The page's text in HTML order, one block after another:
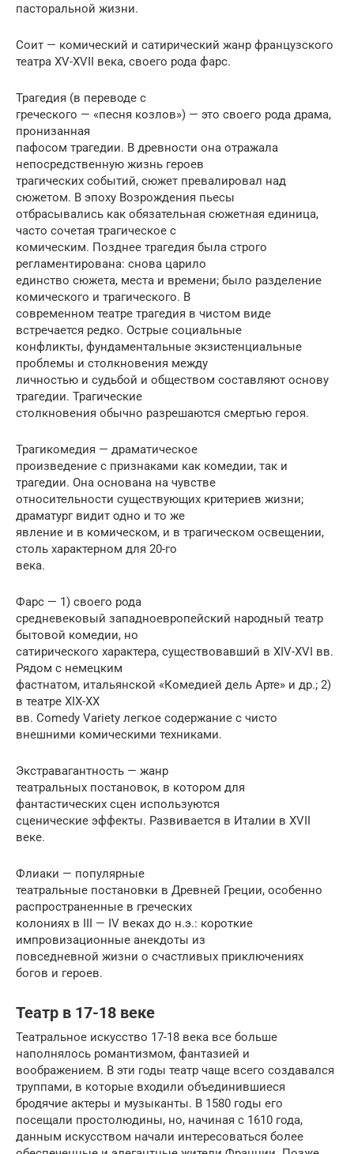
пасторальной жизни.
Соит — комический и сатирический жанр французского
театра XV-XVII века, своего рода фарс.
Трагедия (в переводе с
греческого — «песня козлов») — это своего рода драма,
пронизанная
пафосом трагедии. В древности она отражала
непосредственную жизнь героев
трагических событий, сюжет превалировал над
сюжетом. В эпоху Возрождения пьесы
отбрасывались как обязательная сюжетная единица,
часто сочетая трагическое с
комическим. Позднее трагедия была строго
регламентирована: снова царило
единство сюжета, места и времени; было разделение
комического и трагического. В
современном театре трагедия в чистом виде
встречается редко. Острые социальные
конфликты, фундаментальные экзистенциальные
проблемы и столкновения между
личностью и судьбой и обществом составляют основу
трагедии. Трагические
столкновения обычно разрешаются смертью героя.
Трагикомедия — драматическое
произведение с признаками как комедии, так и
трагедии. Она основана на чувстве
относительности существующих критериев жизни;
драматург видит одно и то же
явление и в комическом, и в трагическом освещении,
столь характерном для 20-го
века.
Фарс — 1) своего рода
средневековый западноевропейский народный театр
бытовой комедии, но
сатирического характера, существовавший в XIV-XVI вв.
Рядом с немецким
фастнатом, итальянской «Комедией дель Арте» и др.; 2)
в театре XIX-XX
вв. Comedy Variety легкое содержание с чисто
внешними комическими техниками.
Экстравагантность — жанр
театральных постановок, в котором для
фантастических сцен используются
сценические эффекты. Развивается в Италии в XVII
веке.
Флиаки — популярные
театральные постановки в Древней Греции, особенно
распространенные в греческих
колониях в III — IV веках до н.э.: короткие
импровизационные анекдоты из
повседневной жизни о счастливых приключениях
богов и героев.
Театр в 17-18 веке
Театральное искусство 17-18 века все больше
наполнялось романтизмом, фантазией и
воображением. В эти годы театр чаще всего создавался
труппами, в которые входили объединившиеся
бродячие актеры и музыканты. В 1580 годы его
посещали простолюдины, но, начиная с 1610 года,
данным искусством начали интересоваться более